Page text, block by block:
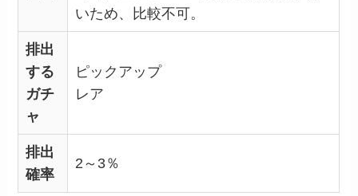
いため、比較不可。
排出
する
ガチ
ャ
ピックアップ
レア
排出
確率
2～3％